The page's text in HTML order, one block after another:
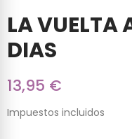
LA VUELTA
DIAS
13,95 €
Impuestos incluidos